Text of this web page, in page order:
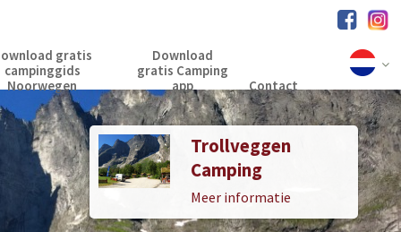
gratis
campinggids
Noorwegen
Download
gratis Camping
app
Contact
Trollveggen
Camping
Meer informatie
Trollstigen
Camping og
Gjestegard
Meer informatie